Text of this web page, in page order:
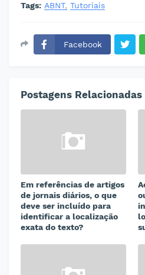
Tags: ABNT Tutoriais
Facebook
Postagens Relacionadas
Em referências de artigos
de jornais diários, o que
deve ser incluído para
identificar a localização
exata do texto?